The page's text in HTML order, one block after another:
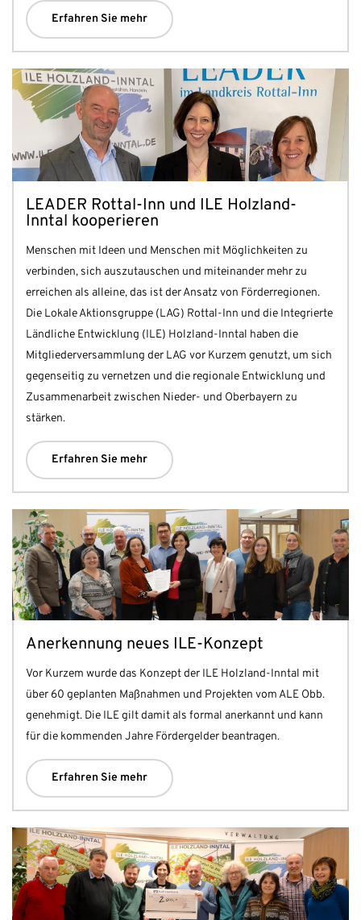
Erfahren Sie mehr
LEADER Rottal-Inn und ILE Holzland-
Inntal kooperieren
Menschen mit Ideen und Menschen mit Möglichkeiten zu
verbinden, sich auszutauschen und miteinander mehr zu
erreichen als alleine, das ist der Ansatz von Förderregionen.
Die Lokale Aktionsgruppe (LAG) Rottal-Inn und die Integrierte
Ländliche Entwicklung (ILE) Holzland-Inntal haben die
Mitgliederversammlung der LAG vor Kurzem genutzt, um sich
gegenseitig zu vernetzen und die regionale Entwicklung und
Zusammenarbeit zwischen Nieder- und Oberbayern zu
stärken.
Erfahren Sie mehr
Anerkennung neues ILE-Konzept
Vor Kurzem wurde das Konzept der ILE Holzland-Inntal mit
über 60 geplanten Maßnahmen und Projekten vom ALE Obb.
genehmigt. Die ILE gilt damit als formal anerkannt und kann
für die kommenden Jahre Fördergelder beantragen.
Erfahren Sie mehr